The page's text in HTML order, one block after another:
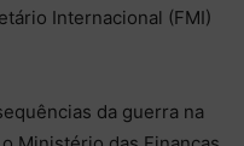
Internacional (FMI)
da guerra na